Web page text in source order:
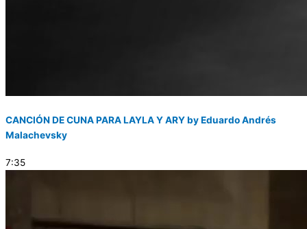
CANCIÓN DE CUNA PARA LAYLA Y ARY by Eduardo Andrés
Malachevsky
7:35